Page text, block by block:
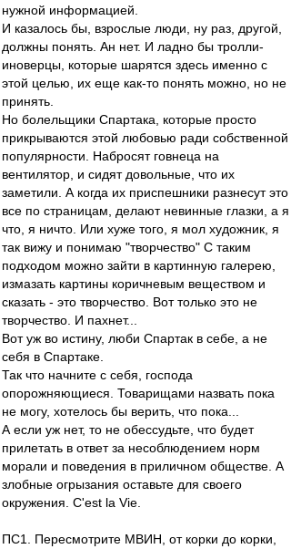
нужной информацией.
И казалось бы, взрослые люди, ну раз, другой,
должны понять. Ан нет. И ладно бы тролли-
иноверцы, которые шарятся здесь именно с
этой целью, их еще как-то понять можно, но не
принять.
Но болельщики Спартака, которые просто
прикрываются этой любовью ради собственной
популярности. Набросят говнеца на
вентилятор, и сидят довольные, что их
заметили. А когда их приспешники разнесут это
все по страницам, делают невинные глазки, а я
что, я ничто. Или хуже того, я мол художник, я
так вижу и понимаю "творчество" С таким
подходом можно зайти в картинную галерею,
измазать картины коричневым веществом и
сказать - это творчество. Вот только это не
творчество. И пахнет...
Вот уж во истину, люби Спартак в себе, а не
себя в Спартаке.
Так что начните с себя, господа
опорожняющиеся. Товарищами назвать пока
не могу, хотелось бы верить, что пока...
А если уж нет, то не обессудьте, что будет
прилетать в ответ за несоблюдением норм
морали и поведения в приличном обществе. А
злобные огрызания оставьте для своего
окружения. С'est la Vie.
ПС1. Пересмотрите МВИН, от корки до корки,